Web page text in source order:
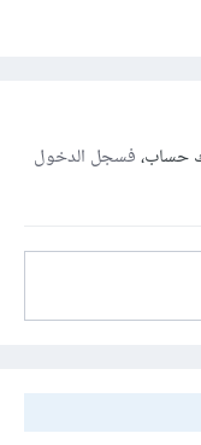
حساب،فسجل الدخول